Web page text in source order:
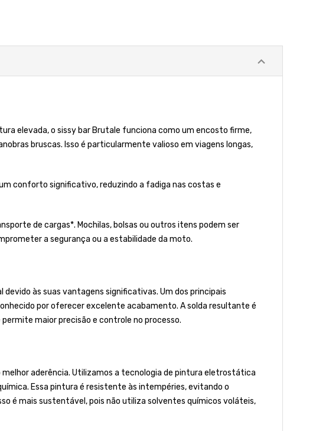
elevada, o sissy bar Brutale funciona como um encosto firme,
bruscas. Isso é particularmente valioso em viagens longas,
conforto significativo, reduzindo a fadiga nas costas e
de cargas*. Mochilas, bolsas ou outros itens podem ser
a segurança ou a estabilidade da moto.
às suas vantagens significativas. Um dos principais
por oferecer excelente acabamento. A solda resultante é
maior precisão e controle no processo.
aderência. Utilizamos a tecnologia de pintura eletrostática
Essa pintura é resistente às intempéries, evitando o
é mais sustentável, pois não utiliza solventes químicos voláteis,